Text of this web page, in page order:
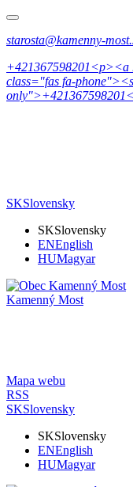
starosta@kamenny-
class="fas fa-
SKSlovensky
SKSlovensky
ENEnglish
HUMagyar
Kamenný Most
Mapa webu
RSS
SKSlovensky
SKSlovensky
ENEnglish
HUMagyar